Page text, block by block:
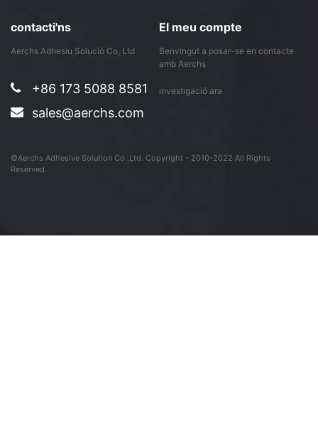
contacti'ns
Aerchs Adhesiu Solució Co, Ltd
+86 173 5088 8581
sales@aerchs.com
El meu compte
Benvingut a posar-se en contacte
amb Aerchs
investigació ara
©Aerchs Adhesive Solution Co.,Ltd. Copyright - 2010-2022 All Rights
Reserved.